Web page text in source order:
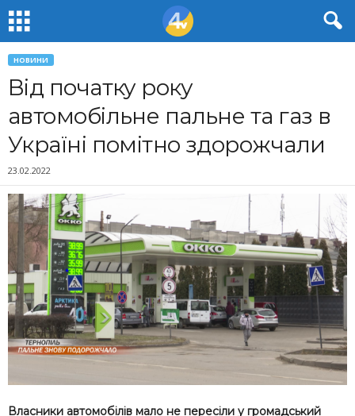
НОВИНИ
Від початку року
автомобільне пальне та газ в
Україні помітно здорожчали
23.02.2022
Власники автомобілів мало не пересіли у громадський